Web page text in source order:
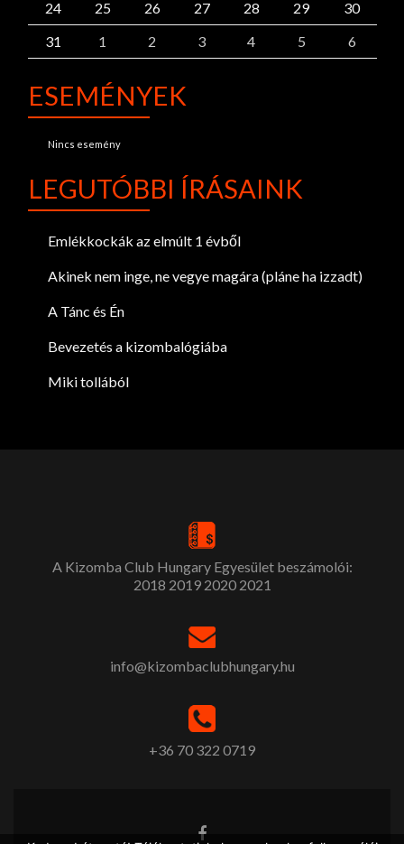
24
25 26 27 28 29
30
31
1 2 3 4 5 6
ESEMÉNYEK
Nincs esemény
LEGUTÓBBI ÍRÁSAINK
Emlékkockák az elmúlt 1 évből
Akinek nem inge, ne vegye magára (pláne ha izzadt)
A Tánc és Én
Bevezetés a kizombalógiába
Miki tollából
A Kizomba Club Hungary Egyesület beszámolói:
2018 2019 2020 2021
info@kizombaclubhungary.hu
+36 70 322 0719